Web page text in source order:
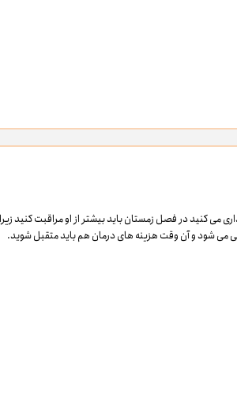
می کنید در فصل زمستان باید بیشتر از او مراقبت کنید
می شود و آن وقت هزینه های درمان هم باید متقبل شوید.